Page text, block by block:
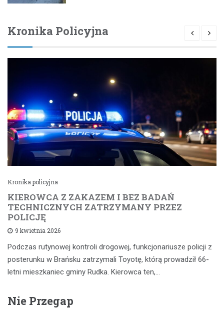
Kronika Policyjna
Kronika policyjna
KIEROWCA Z ZAKAZEM I BEZ BADAŃ
TECHNICZNYCH ZATRZYMANY PRZEZ
POLICJĘ
9 kwietnia 2026
Podczas rutynowej kontroli drogowej, funkcjonariusze policji z
posterunku w Brańsku zatrzymali Toyotę, którą prowadził 66-
letni mieszkaniec gminy Rudka. Kierowca ten,…
Nie Przegap